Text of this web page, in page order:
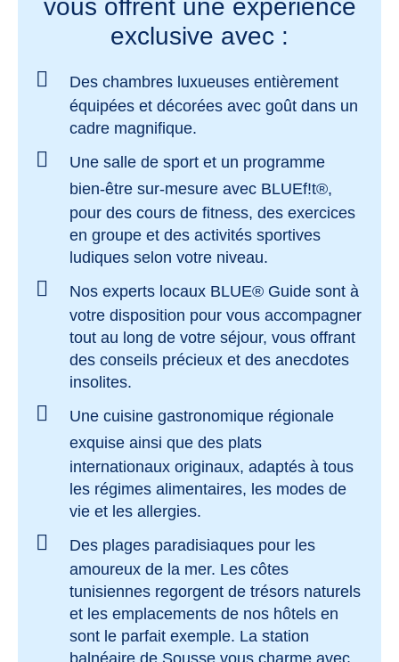
vous offrent une expérience
exclusive avec :
Des chambres luxueuses entièrement
équipées et décorées avec goût dans un
cadre magnifique.
Une salle de sport et un programme
bien-être sur-mesure avec BLUEf!t®,
pour des cours de fitness, des exercices
en groupe et des activités sportives
ludiques selon votre niveau.
Nos experts locaux BLUE® Guide sont à
votre disposition pour vous accompagner
tout au long de votre séjour, vous offrant
des conseils précieux et des anecdotes
insolites.
Une cuisine gastronomique régionale
exquise ainsi que des plats
internationaux originaux, adaptés à tous
les régimes alimentaires, les modes de
vie et les allergies.
Des plages paradisiaques pour les
amoureux de la mer. Les côtes
tunisiennes regorgent de trésors naturels
et les emplacements de nos hôtels en
sont le parfait exemple. La station